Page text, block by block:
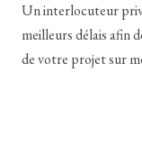
Un interlocuteur
meilleurs délais afin
de votre projet sur